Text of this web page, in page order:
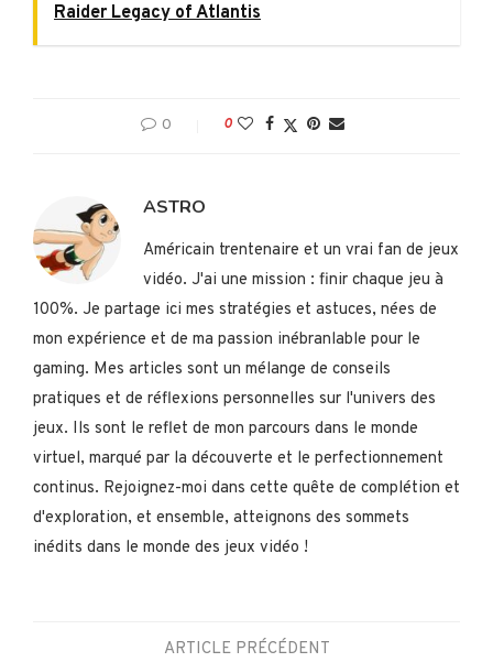
Raider Legacy of Atlantis
0 0
ASTRO
Américain trentenaire et un vrai fan de jeux
vidéo. J'ai une mission : finir chaque jeu à
100%. Je partage ici mes stratégies et astuces, nées de
mon expérience et de ma passion inébranlable pour le
gaming. Mes articles sont un mélange de conseils
pratiques et de réflexions personnelles sur l'univers des
jeux. Ils sont le reflet de mon parcours dans le monde
virtuel, marqué par la découverte et le perfectionnement
continus. Rejoignez-moi dans cette quête de complétion et
d'exploration, et ensemble, atteignons des sommets
inédits dans le monde des jeux vidéo !
ARTICLE PRÉCÉDENT